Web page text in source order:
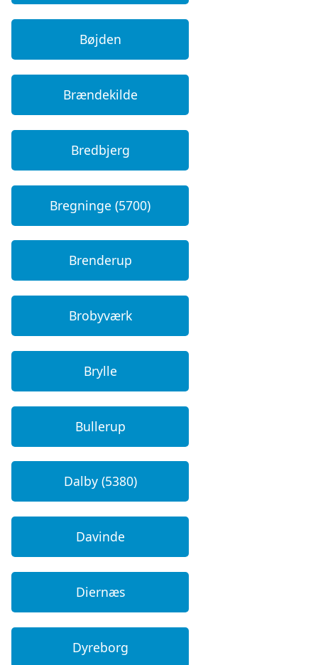
Bøjden
Brændekilde
Bredbjerg
Bregninge (5700)
Brenderup
Brobyværk
Brylle
Bullerup
Dalby (5380)
Davinde
Diernæs
Dyreborg